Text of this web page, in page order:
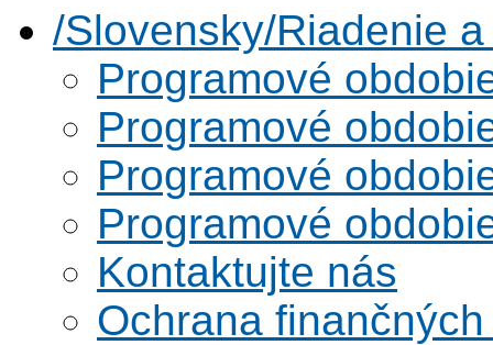
/Slovensky/Riadenie
Programové
Programové
Programové
Programové
Kontaktujte nás
Ochrana